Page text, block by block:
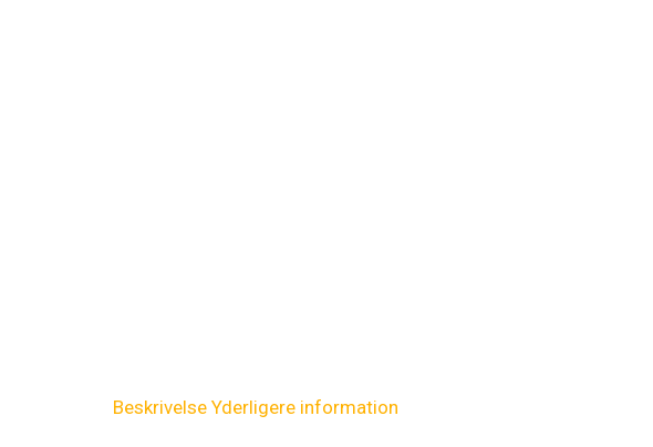
Beskrivelse Yderligere information